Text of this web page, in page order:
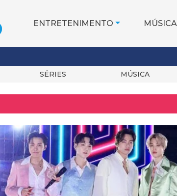
ENTRETENIMENTO MÚSICA
SÉRIES MÚSICA